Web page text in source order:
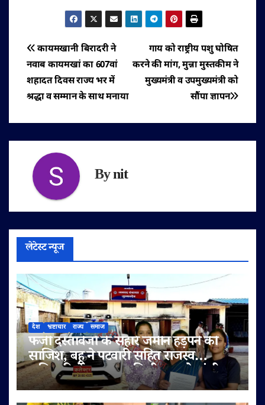
पोस्ट
नेविगेशन
गाय को राष्ट्रीय पशु घोषित
करने की मांग, मुन्ना मुस्तकीम ने
मुख्यमंत्री व उपमुख्यमंत्री को
सौंपा ज्ञापन
कायमखानी बिरादरी ने
नवाब कायमखां का 607वां
शहादत दिवस राज्य भर में
श्रद्धा व सम्मान के साथ मनाया
Bynit
लेटेस्ट न्यूज
देश भ्रष्टाचार राज्य समाज
फर्जी दस्तावेजों के सहारे जमीन हड़पने की
साजिश, बहू ने पटवारी सहित राजस्व
अधिकारियों पर लगाए मिलीभगत के गंभीर
आरोप